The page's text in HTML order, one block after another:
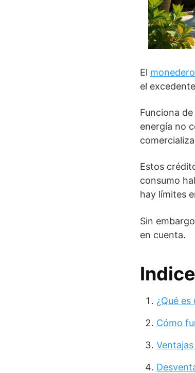
El
el
Funciona
energía no
Estos
consumo
hay límites
Sin
en cuenta.
¿Qué
Cómo